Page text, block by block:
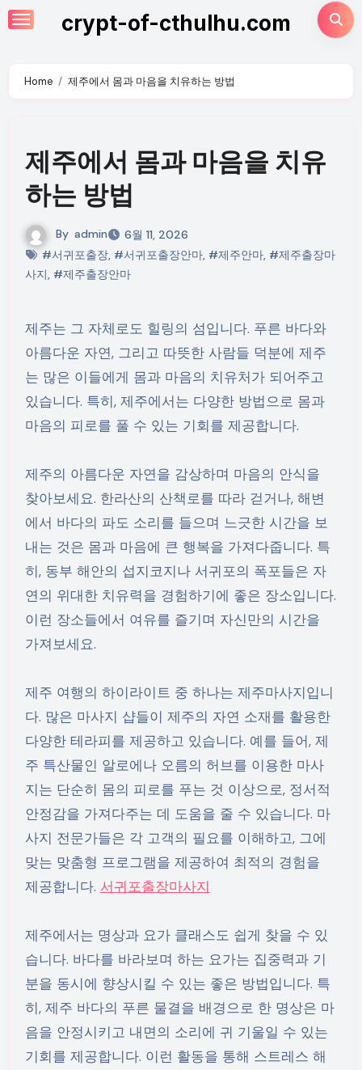
Skip
to
crypt-of-cthulhu.com
Home 제주에서 몸과 마음을 치유하는 방법
제주에서 몸과 마음을 치유
하는 방법
By admin
6월 11, 2026
#서귀포출장, #서귀포출장안마, #제주안마, #제주출장마
사지, #제주출장안마
제주는 그 자체로도 힐링의 섬입니다. 푸른 바다와
아름다운 자연, 그리고 따뜻한 사람들 덕분에 제주
는 많은 이들에게 몸과 마음의 치유처가 되어주고
있습니다. 특히, 제주에서는 다양한 방법으로 몸과
마음의 피로를 풀 수 있는 기회를 제공합니다.
제주의 아름다운 자연을 감상하며 마음의 안식을
찾아보세요. 한라산의 산책로를 따라 걷거나, 해변
에서 바다의 파도 소리를 들으며 느긋한 시간을 보
내는 것은 몸과 마음에 큰 행복을 가져다줍니다. 특
히, 동부 해안의 섭지코지나 서귀포의 폭포들은 자
연의 위대한 치유력을 경험하기에 좋은 장소입니다.
이런 장소들에서 여유를 즐기며 자신만의 시간을
가져보세요.
제주 여행의 하이라이트 중 하나는 제주마사지입니
다. 많은 마사지 샵들이 제주의 자연 소재를 활용한
다양한 테라피를 제공하고 있습니다. 예를 들어, 제
주 특산물인 알로에나 오름의 허브를 이용한 마사
지는 단순히 몸의 피로를 푸는 것 이상으로, 정서적
안정감을 가져다주는 데 도움을 줄 수 있습니다. 마
사지 전문가들은 각 고객의 필요를 이해하고, 그에
맞는 맞춤형 프로그램을 제공하여 최적의 경험을
제공합니다. 서귀포출장마사지
제주에서는 명상과 요가 클래스도 쉽게 찾을 수 있
습니다. 바다를 바라보며 하는 요가는 집중력과 기
분을 동시에 향상시킬 수 있는 좋은 방법입니다. 특
히, 제주 바다의 푸른 물결을 배경으로 한 명상은 마
음을 안정시키고 내면의 소리에 귀 기울일 수 있는
기회를 제공합니다. 이런 활동을 통해 스트레스 해